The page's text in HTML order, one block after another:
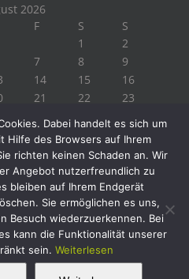
2026
F S
S
1
2
7 8
9
14 15
16
21 22
23
| Alle Rechte vorbehalten
Dabei handelt es sich um
Hilfe des Browsers auf Ihrem
richten keinen Schaden an. Wir
Angebot nutzerfreundlich zu
bleiben auf Ihrem Endgerät
Sie ermöglichen es uns,
Besuch wiederzuerkennen. Bei
kann die Funktionalität unserer
sein. Weiterlesen